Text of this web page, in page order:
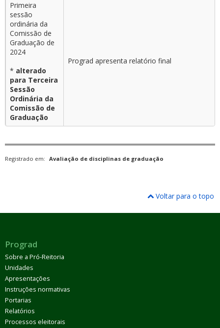
Primeira
sessão
ordinária da
Comissão de
Graduação de
2024
* alterado
para Terceira
Sessão
Ordinária da
Comissão de
Graduação
Prograd apresenta relatório final
Registrado em: Avaliação de disciplinas de graduação
Voltar para o topo
Prograd
Sobre a Pró-Reitoria
Unidades
Apresentações
Instruções normativas
Portarias
Relatórios
Processos eleitorais